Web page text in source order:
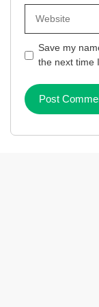
Save my
the next time